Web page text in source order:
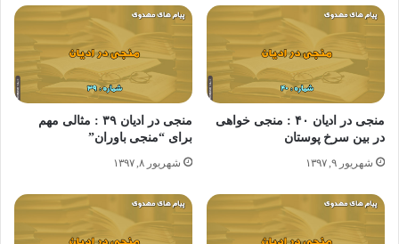
منجی در ادیان ۴۰ : منجی خواهی
در بین سرخ پوستان
شهریور ۹, ۱۳۹۷
منجی در ادیان ۳۹ : مثالی مهم
برای “منجی باوران”
شهریور ۸, ۱۳۹۷